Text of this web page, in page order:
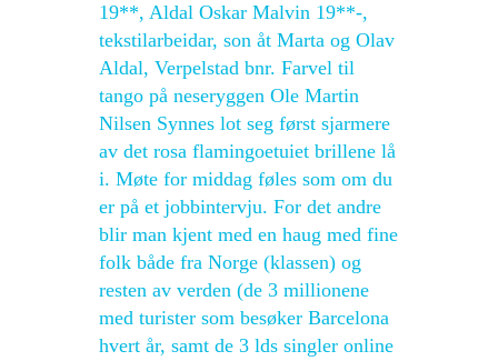
19**, Aldal Oskar Malvin 19**-,
tekstilarbeidar, son åt Marta og Olav
Aldal, Verpelstad bnr. Farvel til
tango på neseryggen Ole Martin
Nilsen Synnes lot seg først sjarmere
av det rosa flamingoetuiet brillene lå
i. Møte for middag føles som om du
er på et jobbintervju. For det andre
blir man kjent med en haug med fine
folk både fra Norge (klassen) og
resten av verden (de 3 millionene
med turister som besøker Barcelona
hvert år, samt de 3 lds singler online